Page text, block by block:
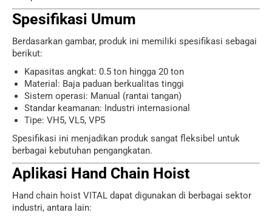
Spesifikasi Umum
Berdasarkan gambar, produk ini memiliki spesifikasi sebagai
berikut:
Kapasitas angkat: 0.5 ton hingga 20 ton
Material: Baja paduan berkualitas tinggi
Sistem operasi: Manual (rantai tangan)
Standar keamanan: Industri internasional
Tipe: VH5, VL5, VP5
Spesifikasi ini menjadikan produk sangat fleksibel untuk
berbagai kebutuhan pengangkatan.
Aplikasi Hand Chain Hoist
Hand chain hoist VITAL dapat digunakan di berbagai sektor
industri, antara lain: